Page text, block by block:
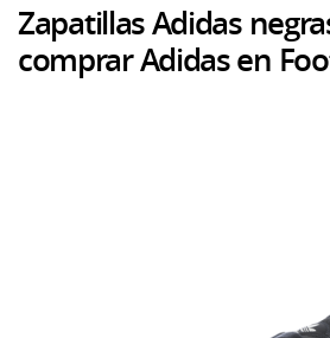
Zapatillas Adidas
comprar Adidas en